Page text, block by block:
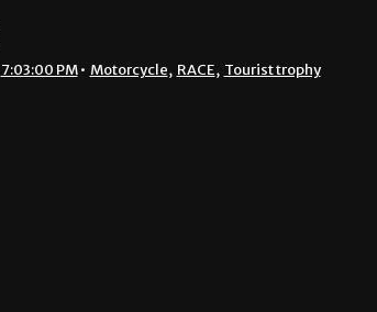
7:03:00 PM • Motorcycle, RACE, Tourist trophy